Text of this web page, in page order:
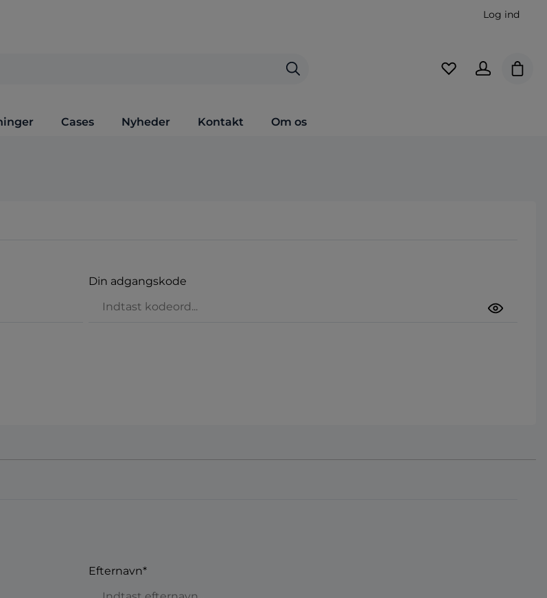
Log ind
Cases Nyheder Kontakt Om os
Din adgangskode
Efternavn*